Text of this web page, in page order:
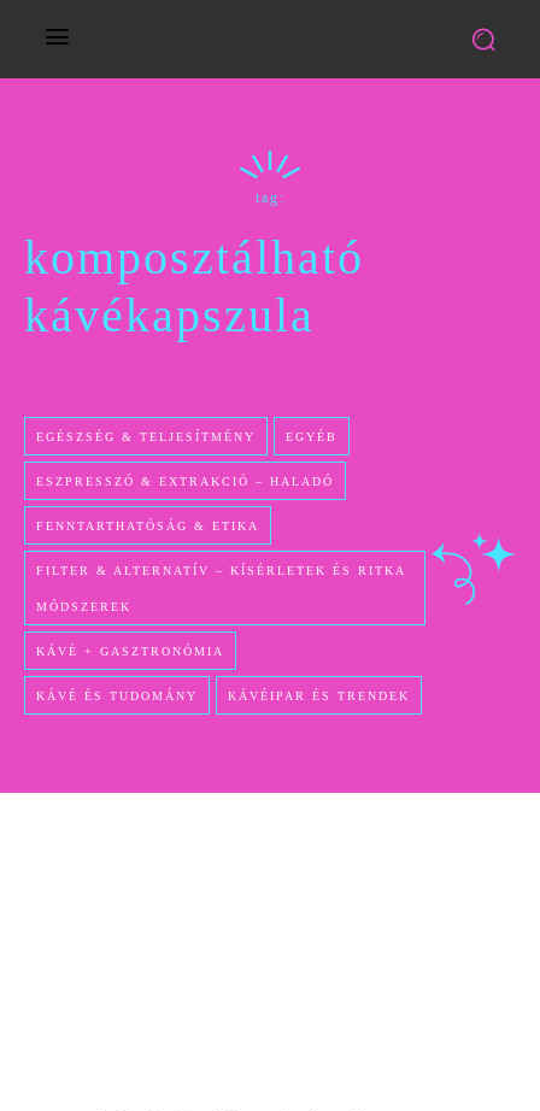
tag:
komposztálható
kávékapszula
EGÉSZSÉG & TELJESÍTMÉNY EGYÉB
ESZPRESSZÓ & EXTRAKCIÓ – HALADÓ
FENNTARTHATÓSÁG & ETIKA
FILTER & ALTERNATÍV – KÍSÉRLETEK ÉS RITKA
MÓDSZEREK
KÁVÉ + GASZTRONÓMIA
KÁVÉ ÉS TUDOMÁNY KÁVÉIPAR ÉS TRENDEK